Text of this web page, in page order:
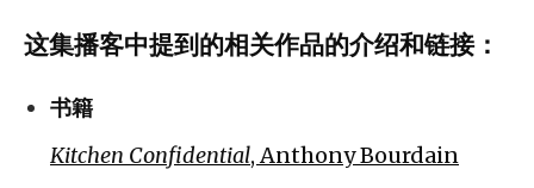
这集播客中提到的相关作品的介绍和链接：
书籍
Kitchen Confidential, Anthony Bourdain